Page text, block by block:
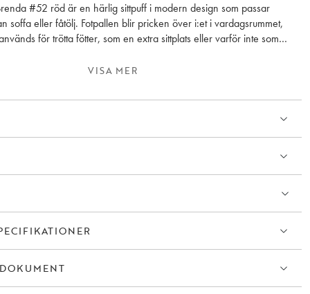
#52 röd är en härlig sittpuff i modern design som passar
soffa eller fåtölj. Fotpallen blir pricken över i:et i vardagsrummet,
för trötta fötter, som en extra sittplats eller varför inte som
soffgrupp efter dina önskemål. Duncan är ett hållbart och ansvarsfullt
olika tyger och färger. Som lagerförd modell är fotpallen klädd
VISA MER